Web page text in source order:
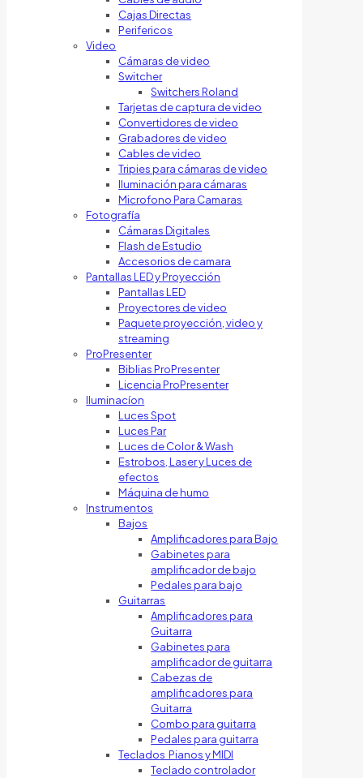
Cajas Directas
Perifericos
Video
Cámaras de video
Switcher
Switchers Roland
Tarjetas de captura de video
Convertidores de video
Grabadores de video
Cables de video
Tripies para cámaras de video
Iluminación para cámaras
Microfono Para Camaras
Fotografía
Cámaras Digitales
Flash de Estudio
Accesorios de camara
Pantallas LED y Proyección
Pantallas LED
Proyectores de video
Paquete proyección, video y
streaming
ProPresenter
Biblias ProPresenter
Licencia ProPresenter
Iluminacíon
Luces Spot
Luces Par
Luces de Color & Wash
Estrobos, Laser y Luces de
efectos
Máquina de humo
Instrumentos
Bajos
Amplificadores para Bajo
Gabinetes para
amplificador de bajo
Pedales para bajo
Guitarras
Amplificadores para
Guitarra
Gabinetes para
amplificador de guitarra
Cabezas de
amplificadores para
Guitarra
Combo para guitarra
Pedales para guitarra
Teclados Pianos y MIDI
Teclado controlador